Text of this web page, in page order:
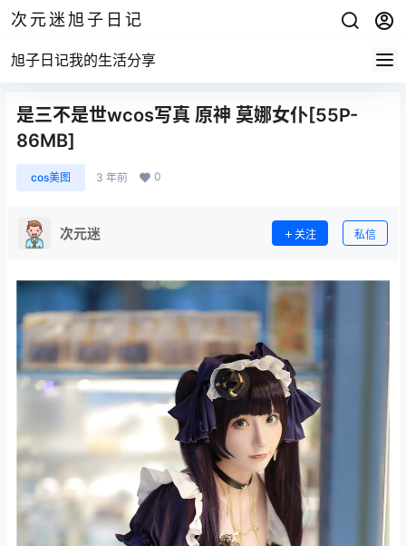
次元迷旭子日记
旭子日记我的生活分享
是三不是世wcos写真 原神 莫娜女仆[55P-
86MB]
cos美图 3 年前 0
次元迷 关注 私信